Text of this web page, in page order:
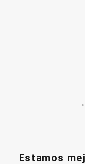
Estamos